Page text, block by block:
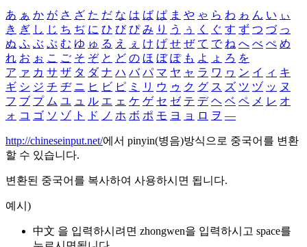
あ ぁ か が さ ざ た だ な は ば ぱ ま や ゃ ら わ ゎ ん い ぃ
き ぎ し じ ち ぢ に ひ び ぴ み り う ぅ く ぐ す ず つ づ っ
ぬ ふ ぶ ぷ む ゆ ゅ る え ぇ け げ せ ぜ て で ね へ べ ぺ め
れ お ぉ こ ご そ ぞ と ど の ほ ぼ ぽ も よ ょ ろ を
ア ァ カ サ ザ タ ダ ナ ハ バ パ マ ヤ ャ ラ ワ ヮ ン イ ィ キ
ギ シ ジ チ ヂ ニ ヒ ビ ピ ミ リ ウ ゥ ク グ ス ズ ツ ヅ ッ ヌ
フ ブ プ ム ユ ュ ル エ ェ ケ ゲ セ ゼ テ デ ヘ ベ ペ メ レ オ
ォ コ ゴ ソ ゾ ト ド ノ ホ ボ ポ モ ヨ ョ ロ ヲ ―
http://chineseinput.net/에서 pinyin(병음)방식으로 중국어를 변환
할 수 있습니다.
변환된 중국어를 복사하여 사용하시면 됩니다.
예시)
中文 을 입력하시려면 zhongwen을 입력하시고 space를